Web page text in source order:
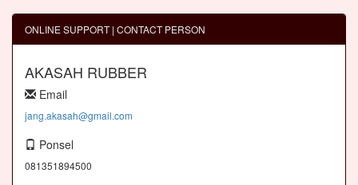
ONLINE SUPPORT | CONTACT PERSON
AKASAH RUBBER
Email
jang.akasah@gmail.com
Ponsel
081351894500